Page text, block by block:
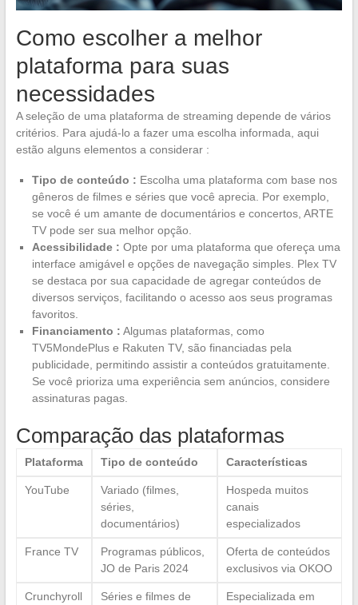
Como escolher a melhor
plataforma para suas
necessidades
A seleção de uma plataforma de streaming depende de vários
critérios. Para ajudá-lo a fazer uma escolha informada, aqui
estão alguns elementos a considerar :
Tipo de conteúdo : Escolha uma plataforma com base nos
gêneros de filmes e séries que você aprecia. Por exemplo,
se você é um amante de documentários e concertos, ARTE
TV pode ser sua melhor opção.
Acessibilidade : Opte por uma plataforma que ofereça uma
interface amigável e opções de navegação simples. Plex TV
se destaca por sua capacidade de agregar conteúdos de
diversos serviços, facilitando o acesso aos seus programas
favoritos.
Financiamento : Algumas plataformas, como
TV5MondePlus e Rakuten TV, são financiadas pela
publicidade, permitindo assistir a conteúdos gratuitamente.
Se você prioriza uma experiência sem anúncios, considere
assinaturas pagas.
Comparação das plataformas
Plataforma Tipo de conteúdo Características
YouTube
Variado (filmes,
séries,
documentários)
Hospeda muitos
canais
especializados
France TV
Programas públicos,
JO de Paris 2024
Oferta de conteúdos
exclusivos via OKOO
Crunchyroll
Séries e filmes de
Especializada em